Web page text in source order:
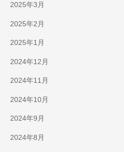
2025年3月
2025年2月
2025年1月
2024年12月
2024年11月
2024年10月
2024年9月
2024年8月